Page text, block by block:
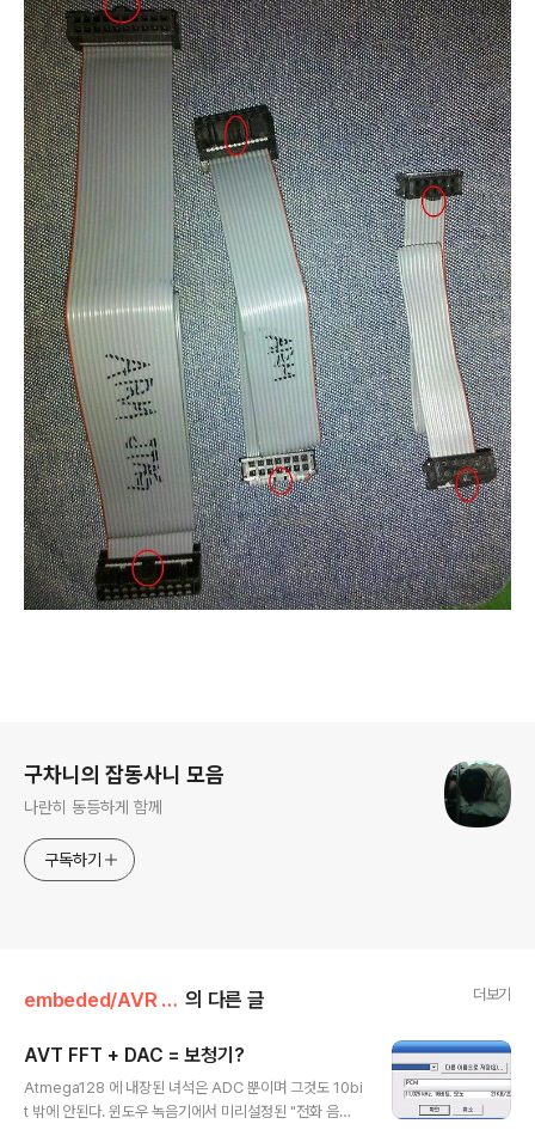
구차니의 잡동사니 모음
나란히 동등하게 함께
구독하기
embeded/AVR (ATmega,ATtiny) 의 다른 글 더보기
AVT FFT + DAC = 보청기?
Atmega128 에 내장된 녀석은 ADC 뿐이며 그것도 10bi
t 밖에 안된다. 윈도우 녹음기에서 미리설정된 "전화 음